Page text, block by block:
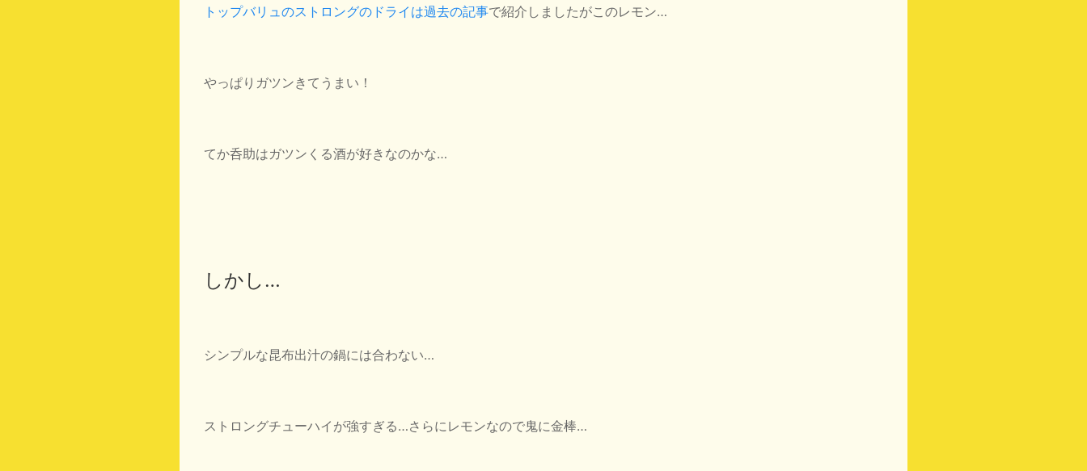
トップバリュのストロングのドライは過去の記事で紹介しましたがこのレモン…
やっぱりガツンきてうまい！
てか呑助はガツンくる酒が好きなのかな…
しかし…
シンプルな昆布出汁の鍋には合わない…
ストロングチューハイが強すぎる…さらにレモンなので鬼に金棒…